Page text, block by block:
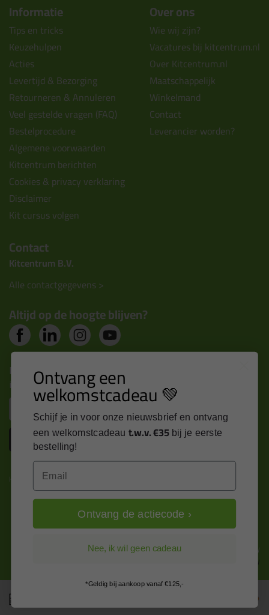
Informatie
Tips en tricks
Keuzehulpen
Acties
Levertijd & Bezorging
Retourneren & Annuleren
Veel gestelde vragen (FAQ)
Bestelprocedure
Algemene voorwaarden
Kitcentrum berichten
Cookies & privacy verklaring
Disclaimer
Kit cursus volgen
Over ons
Wie wij zijn?
Vacatures bij kitcentrum.nl
Over Kitcentrum.nl
Maatschappelijk
Winkelmand
Contact
Leverancier worden?
Contact
Kitcentrum B.V.
Alle contactgegevens >
Altijd op de hoogte blijven?
Nieuws, tips en exclusieve deals rechtstreeks in je
inbox
Inschrijven
Kitcentrum is trots op:
Alle prijzen zijn in EURO en excl. 21% BTW
wijzig naar incl. BTW
Ontvang een
welkomstcadeau 💚
Schijf je in voor onze nieuwsbrief en ontvang
een welkomstcadeau t.w.v. €35 bij je eerste
bestelling!
Email
Ontvang de actiecode ›
Nee, ik wil geen cadeau
*Geldig bij aankoop vanaf €125,-